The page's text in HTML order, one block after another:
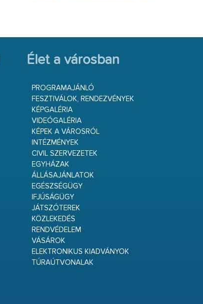
Élet a városban
PROGRAMAJÁNLÓ
FESZTIVÁLOK, RENDEZVÉNYEK
KÉPGALÉRIA
VIDEÓGALÉRIA
KÉPEK A VÁROSRÓL
INTÉZMÉNYEK
CIVIL SZERVEZETEK
EGYHÁZAK
ÁLLÁSAJÁNLATOK
EGÉSZSÉGÜGY
IFJÚSÁGÜGY
JÁTSZÓTEREK
KÖZLEKEDÉS
RENDVÉDELEM
VÁSÁROK
ELEKTRONIKUS KIADVÁNYOK
TÚRAÚTVONALAK